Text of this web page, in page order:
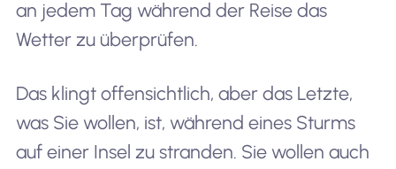
an jedem Tag während der Reise das
Wetter zu überprüfen.
Das klingt offensichtlich, aber das Letzte,
was Sie wollen, ist, während eines Sturms
auf einer Insel zu stranden. Sie wollen auch